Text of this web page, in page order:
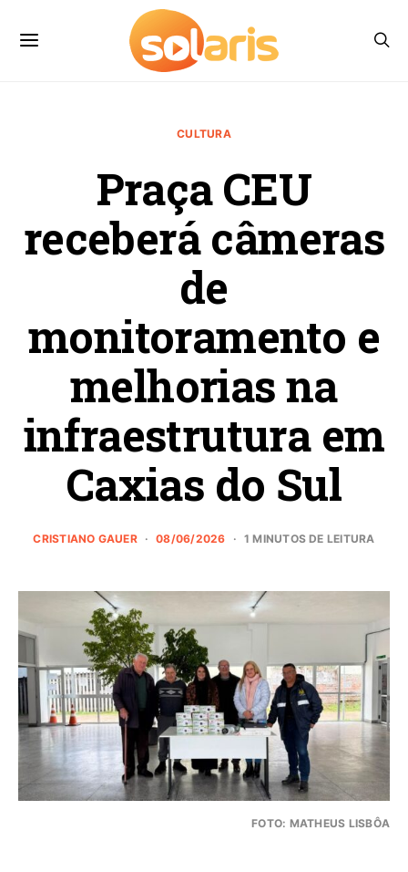
CULTURA
Praça CEU
receberá câmeras
de
monitoramento e
melhorias na
infraestrutura em
Caxias do Sul
CRISTIANO GAUER 08/06/2026 1 MINUTOS DE LEITURA
FOTO: MATHEUS LISBÔA